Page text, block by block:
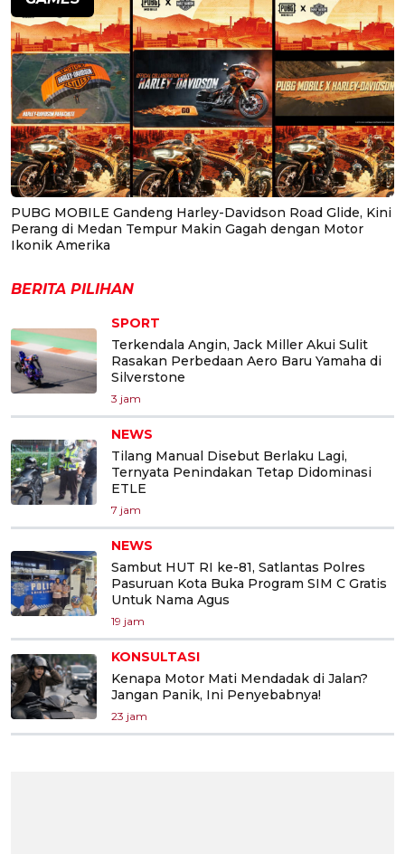
PUBG MOBILE Gandeng Harley-Davidson Road Glide, Kini
Perang di Medan Tempur Makin Gagah dengan Motor
Ikonik Amerika
BERITA PILIHAN
SPORT
Terkendala Angin, Jack Miller Akui Sulit
Rasakan Perbedaan Aero Baru Yamaha di
Silverstone
3 jam
NEWS
Tilang Manual Disebut Berlaku Lagi,
Ternyata Penindakan Tetap Didominasi
ETLE
7 jam
NEWS
Sambut HUT RI ke-81, Satlantas Polres
Pasuruan Kota Buka Program SIM C Gratis
Untuk Nama Agus
19 jam
KONSULTASI
Kenapa Motor Mati Mendadak di Jalan?
Jangan Panik, Ini Penyebabnya!
23 jam